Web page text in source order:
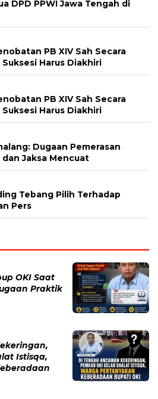
DPD PPWI Jawa Tengah di
PB XIV Sah Secara
Harus Diakhiri
PB XIV Sah Secara
Harus Diakhiri
Dugaan Pemerasan
Jaksa Mencuat
Tebang Pilih Terhadap
Pers
OKI Saat
Praktik
Istisqa,